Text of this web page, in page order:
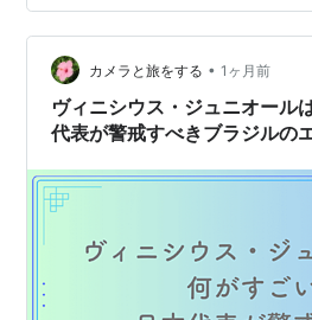
てきており、本物の強さを身に付
攻守の軸となっていたハフィーニ
カメラと旅をする • 1ヶ月前
ヴィニシウス・ジュニオール
代表が警戒すべきブラジルの